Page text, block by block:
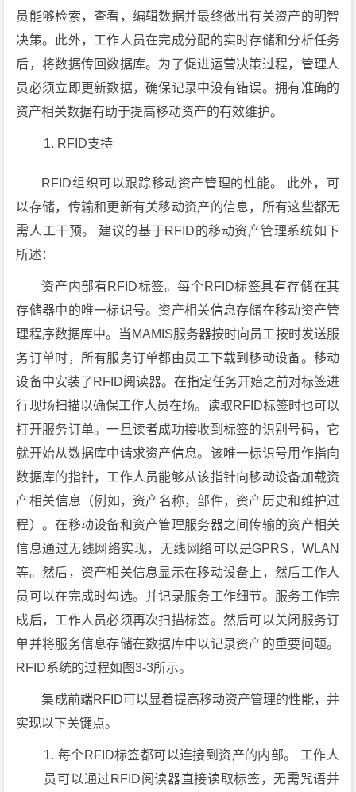
员能够检索，查看，编辑数据并最终做出有关资产的明智
决策。此外，工作人员在完成分配的实时存储和分析任务
后，将数据传回数据库。为了促进运营决策过程，管理人
员必须立即更新数据，确保记录中没有错误。拥有准确的
资产相关数据有助于提高移动资产的有效维护。
RFID支持
RFID组织可以跟踪移动资产管理的性能。 此外，可
以存储，传输和更新有关移动资产的信息，所有这些都无
需人工干预。 建议的基于RFID的移动资产管理系统如下
所述：
资产内部有RFID标签。每个RFID标签具有存储在其
存储器中的唯一标识号。资产相关信息存储在移动资产管
理程序数据库中。当MAMIS服务器按时向员工按时发送服
务订单时，所有服务订单都由员工下载到移动设备。移动
设备中安装了RFID阅读器。在指定任务开始之前对标签进
行现场扫描以确保工作人员在场。读取RFID标签时也可以
打开服务订单。一旦读者成功接收到标签的识别号码，它
就开始从数据库中请求资产信息。该唯一标识号用作指向
数据库的指针，工作人员能够从该指针向移动设备加载资
产​​相关信息（例如，资产名称，部件，资产历史和维护过
程）。在移动设备和资产管理服务器之间传输的资产相关
信息通过无线网络实现，无线网络可以是GPRS，WLAN
等。然后，资产相关信息显示在移动设备上，然后工作人
员可以在完成时勾选。并记录服务工作细节。服务工作完
成后，工作人员必须再次扫描标签。然后可以关闭服务订
单并将服务信息存储在数据库中以记录资产的重要问题。
RFID系统的过程如图3-3所示。
集成前端RFID可以显着提高移动资产管理的性能，并
实现以下关键点。
每个RFID标签都可以连接到资产的内部。 工作人
员可以通过RFID阅读器直接读取标签，无需咒语并